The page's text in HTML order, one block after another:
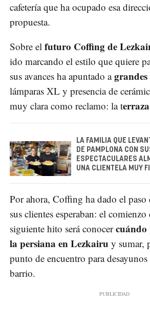
cafetería que ha ocupado esa
propuesta.
Sobre el futuro Coffing de
ido marcando el estilo que quiere
sus avances ha apuntado a
lámparas XL y presencia de
muy clara como reclamo: la t
LA FAMILIA QUE
DE PAMPLONA CON
ESPECTACULARES
UNA CLIENTELA MUY
Por ahora, Coffing ha dado el paso
sus clientes esperaban: el
siguiente hito será conocer
la persiana en Lezkairu y sumar,
punto de encuentro para
barrio.